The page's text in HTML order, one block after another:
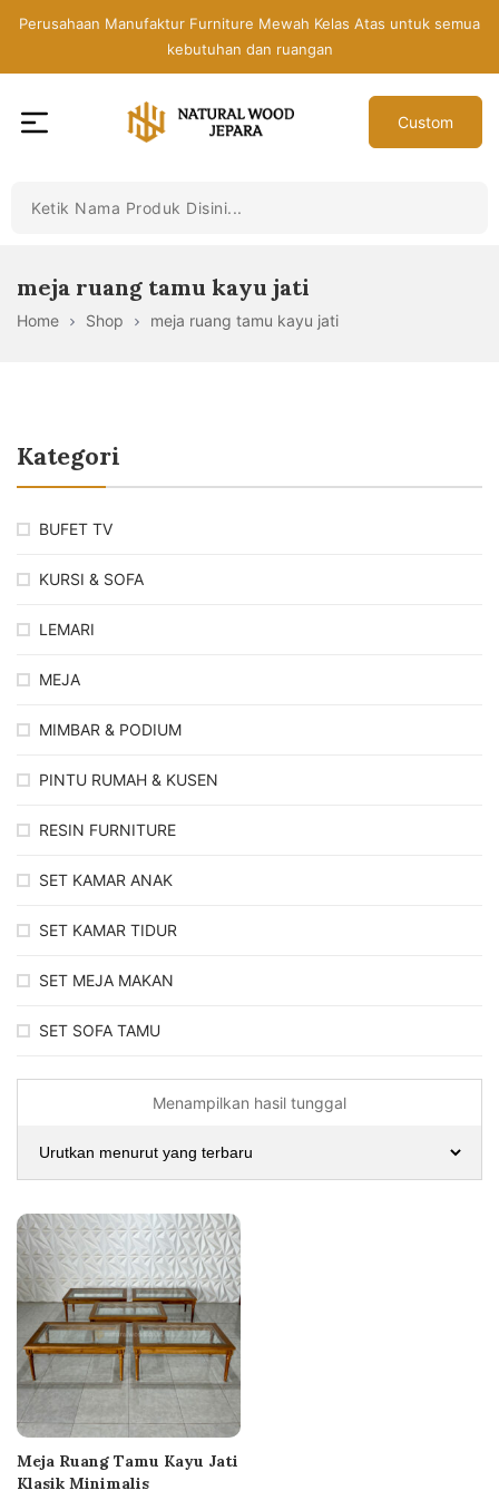
Perusahaan Manufaktur Furniture Mewah Kelas Atas untuk semua
kebutuhan dan ruangan
Jepara
Furniture
Jati
Custom
meja ruang tamu kayu jati
Home Shop meja ruang tamu kayu jati
Kategori
BUFET TV
KURSI & SOFA
LEMARI
MEJA
MIMBAR & PODIUM
PINTU RUMAH & KUSEN
RESIN FURNITURE
SET KAMAR ANAK
SET KAMAR TIDUR
SET MEJA MAKAN
SET SOFA TAMU
Menampilkan hasil tunggal
Meja Ruang Tamu Kayu Jati
Klasik Minimalis